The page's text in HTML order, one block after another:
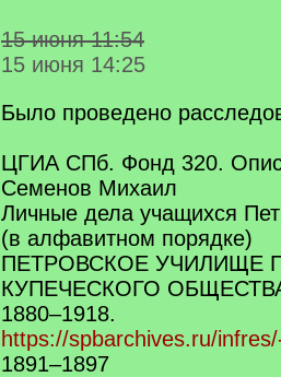
15 июня 11:54
15 июня 14:25
Было проведено
ЦГИА СПб. Фонд 320.
Семенов Михаил
Личные дела учащихся
(в алфавитном порядке)
ПЕТРОВСКОЕ УЧИЛИЩЕ
КУПЕЧЕСКОГО
1880–1918.
https://spbarchives.ru/
1891–1897